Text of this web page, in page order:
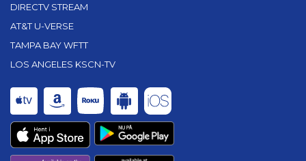
DIRECTV STREAM
AT&T U-VERSE
TAMPA BAY WFTT
LOS ANGELES KSCN-TV